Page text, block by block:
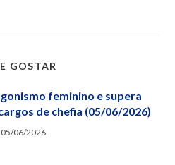
GOSTAR
feminino e supera
de chefia (05/06/2026)
05/06/2026